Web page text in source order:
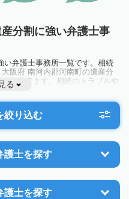
分割に強い弁護士事
い弁護士事務所一覧です。相続
阪府 南河内郡河南町の遺産分
が出来ます。相続のトラブルや
士に相談してみましょう。
る
絞り込む
護士を探す
護士を探す